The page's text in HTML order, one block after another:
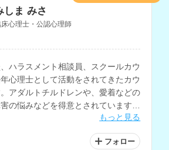
しま みさ
床心理士・公認心理師
ハラスメント相談員、スクールカウ
心理士として活動をされてきたカウ
アダルトチルドレンや、愛着などの
の悩みなどを得意とされています。
で心理学についての知識も深く、様々
談が可能です。
もっと見る
フォロー